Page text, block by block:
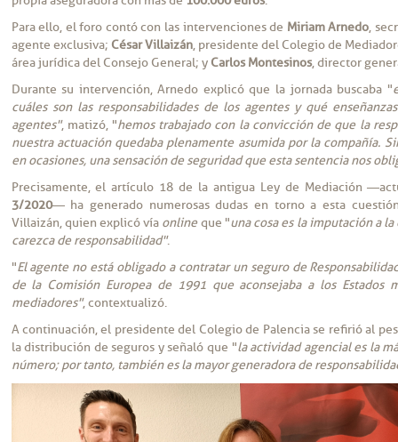
Para ello, el foro contó con las intervenciones de Miriam Arnedo,
agente exclusiva; César Villaizán, presidente del Colegio de
área jurídica del Consejo General; y Carlos Montesinos, director
Durante su intervención, Arnedo explicó que la jornada buscaba "
cuáles son las responsabilidades de los agentes y qué
agentes", matizó, "hemos trabajado con la convicción de que la
nuestra actuación quedaba plenamente asumida por la compañía.
en ocasiones, una sensación de seguridad que esta sentencia nos
Precisamente, el artículo 18 de la antigua Ley de Mediación
3/2020— ha generado numerosas dudas en torno a esta
Villaizán, quien explicó vía online que "una cosa es la imputación a
carezca de responsabilidad".
"El agente no está obligado a contratar un seguro de
de la Comisión Europea de 1991 que aconsejaba a los Estados
mediadores", contextualizó.
A continuación, el presidente del Colegio de Palencia se refirió al
la distribución de seguros y señaló que "la actividad agencial es la
número; por tanto, también es la mayor generadora de